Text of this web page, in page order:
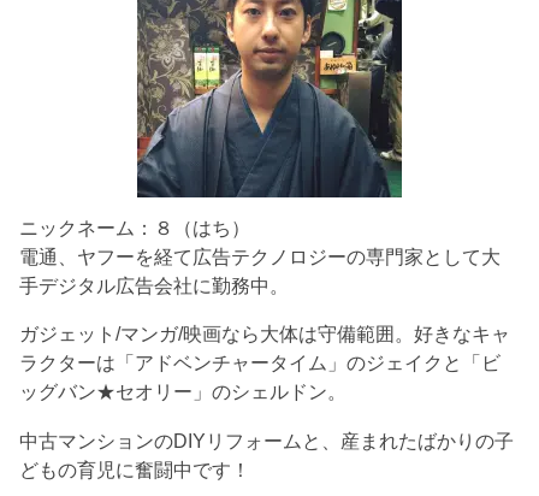
ニックネーム：８（はち）
電通、ヤフーを経て広告テクノロジーの専門家として大
手デジタル広告会社に勤務中。
ガジェット/マンガ/映画なら大体は守備範囲。好きなキャ
ラクターは「アドベンチャータイム」のジェイクと「ビ
ッグバン★セオリー」のシェルドン。
中古マンションのDIYリフォームと、産まれたばかりの子
どもの育児に奮闘中です！